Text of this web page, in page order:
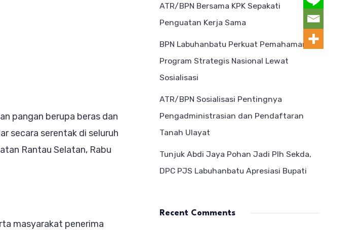
pangan berupa beras dan
secara serentak di seluruh
Rantau Selatan, Rabu
masyarakat penerima
ATR/BPN Bersama KPK Sepakati
Penguatan Kerja Sama
BPN Labuhanbatu Perkuat Pemahaman
Program Strategis Nasional Lewat
Sosialisasi
ATR/BPN Sosialisasi Pentingnya
Pengadministrasian dan Pendaftaran
Tanah Ulayat
Tunjuk Abdi Jaya Pohan Jadi Plh Sekda,
DPC PJS Labuhanbatu Apresiasi Bupati
Recent Comments